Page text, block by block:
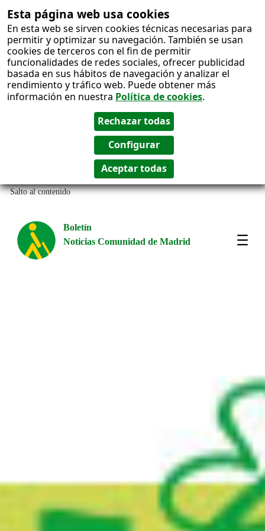
Esta página web usa cookies
En esta web se sirven cookies técnicas necesarias para
permitir y optimizar su navegación. También se usan
cookies de terceros con el fin de permitir
funcionalidades de redes sociales, ofrecer publicidad
basada en sus hábitos de navegación y analizar el
rendimiento y tráfico web. Puede obtener más
información en nuestra Política de cookies.
Salto al contenido
Boletín
Noticias Comunidad de Madrid